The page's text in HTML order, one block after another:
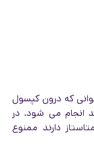
که درون کپسول
انجام می شود. در
دارند ممنوع